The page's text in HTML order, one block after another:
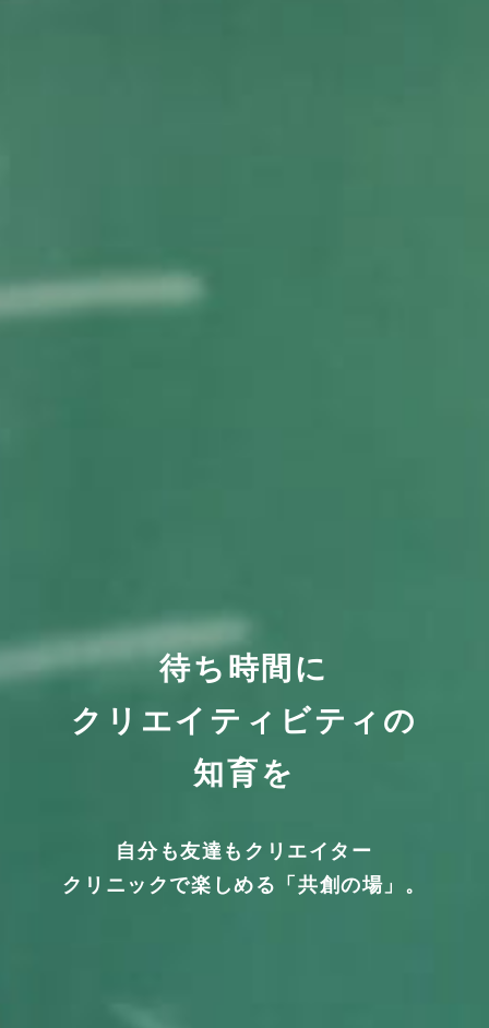
待ち時間に
クリエイティビティの
知育を
自分も友達もクリエイター
クリニックで楽しめる「共創の場」。